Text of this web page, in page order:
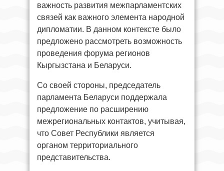
важность развития межпарламентских
связей как важного элемента народной
дипломатии. В данном контексте было
предложено рассмотреть возможность
проведения форума регионов
Кыргызстана и Беларуси.
Со своей стороны, председатель
парламента Беларуси поддержала
предложение по расширению
межрегиональных контактов, учитывая,
что Совет Республики является
органом территориального
представительства.